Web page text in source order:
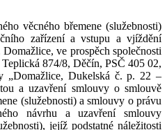
věcného břemene (služebnosti)
zařízení a vstupu a vjíždění
ve prospěch společnosti
874/8, Děčín, PSČ 405 02,
„Domažlice, Dukelská č. p. 22 –
a uzavření smlouvy o smlouvě
(služebnosti) a smlouvy o právu
návrhu a uzavření smlouvy
jejíž podstatné náležitosti